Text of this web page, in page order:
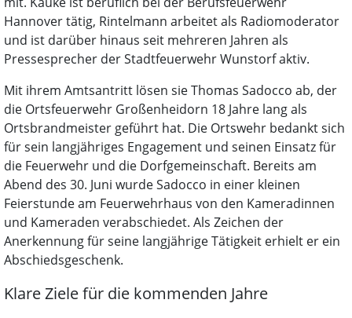
Hannover tätig, Rintelmann arbeitet als Radiomoderator
und ist darüber hinaus seit mehreren Jahren als
Pressesprecher der Stadtfeuerwehr Wunstorf aktiv.
Mit ihrem Amtsantritt lösen sie Thomas Sadocco ab, der
die Ortsfeuerwehr Großenheidorn 18 Jahre lang als
Ortsbrandmeister geführt hat. Die Ortswehr bedankt sich
für sein langjähriges Engagement und seinen Einsatz für
die Feuerwehr und die Dorfgemeinschaft. Bereits am
Abend des 30. Juni wurde Sadocco in einer kleinen
Feierstunde am Feuerwehrhaus von den Kameradinnen
und Kameraden verabschiedet. Als Zeichen der
Anerkennung für seine langjährige Tätigkeit erhielt er ein
Abschiedsgeschenk.
Klare Ziele für die kommenden Jahre